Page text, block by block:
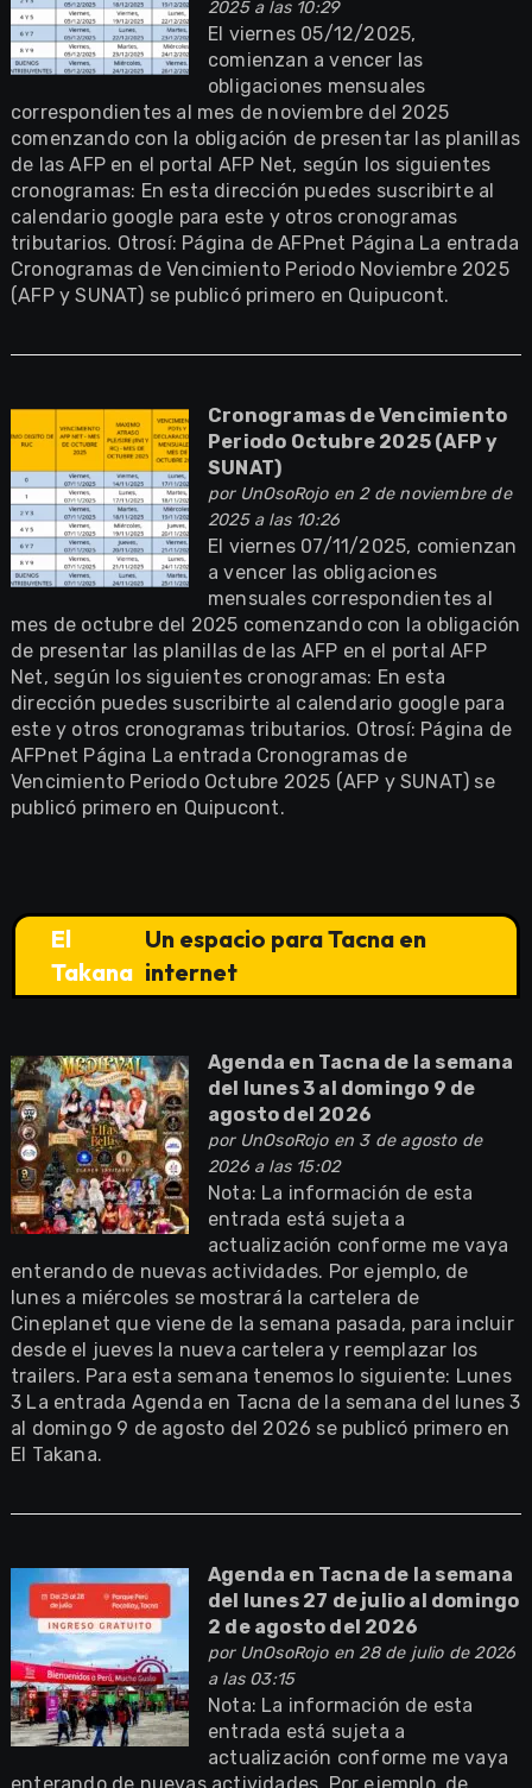
2025 a las 10:29
El viernes 05/12/2025,
comienzan a vencer las
obligaciones mensuales
correspondientes al mes de noviembre del 2025
comenzando con la obligación de presentar las planillas
de las AFP en el portal AFP Net, según los siguientes
cronogramas: En esta dirección puedes suscribirte al
calendario google para este y otros cronogramas
tributarios. Otrosí: Página de AFPnet Página La entrada
Cronogramas de Vencimiento Periodo Noviembre 2025
(AFP y SUNAT) se publicó primero en Quipucont.
Cronogramas de Vencimiento
Periodo Octubre 2025 (AFP y
SUNAT)
por UnOsoRojoen 2 de noviembre de
2025 a las 10:26
El viernes 07/11/2025, comienzan
a vencer las obligaciones
mensuales correspondientes al
mes de octubre del 2025 comenzando con la obligación
de presentar las planillas de las AFP en el portal AFP
Net, según los siguientes cronogramas: En esta
dirección puedes suscribirte al calendario google para
este y otros cronogramas tributarios. Otrosí: Página de
AFPnet Página La entrada Cronogramas de
Vencimiento Periodo Octubre 2025 (AFP y SUNAT) se
publicó primero en Quipucont.
El
Takana
Un espacio para Tacna en
internet
Agenda en Tacna de la semana
del lunes 3 al domingo 9 de
agosto del 2026
por UnOsoRojoen 3 de agosto de
2026 a las 15:02
Nota: La información de esta
entrada está sujeta a
actualización conforme me vaya
enterando de nuevas actividades. Por ejemplo, de
lunes a miércoles se mostrará la cartelera de
Cineplanet que viene de la semana pasada, para incluir
desde el jueves la nueva cartelera y reemplazar los
trailers. Para esta semana tenemos lo siguiente: Lunes
3 La entrada Agenda en Tacna de la semana del lunes 3
al domingo 9 de agosto del 2026 se publicó primero en
El Takana.
Agenda en Tacna de la semana
del lunes 27 de julio al domingo
2 de agosto del 2026
por UnOsoRojoen 28 de julio de 2026
a las 03:15
Nota: La información de esta
entrada está sujeta a
actualización conforme me vaya